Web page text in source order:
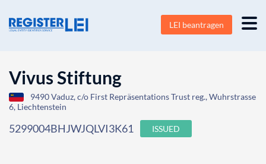
LEI beantragen
Vivus Stiftung
9490 Vaduz, c/o First Repräsentations Trust reg., Wuhrstrasse
6, Liechtenstein
5299004BHJWJQLVI3K61 ISSUED